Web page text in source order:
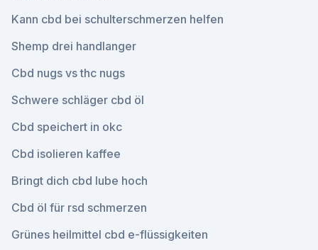
Kann cbd bei schulterschmerzen helfen
Shemp drei handlanger
Cbd nugs vs thc nugs
Schwere schläger cbd öl
Cbd speichert in okc
Cbd isolieren kaffee
Bringt dich cbd lube hoch
Cbd öl für rsd schmerzen
Grünes heilmittel cbd e-flüssigkeiten